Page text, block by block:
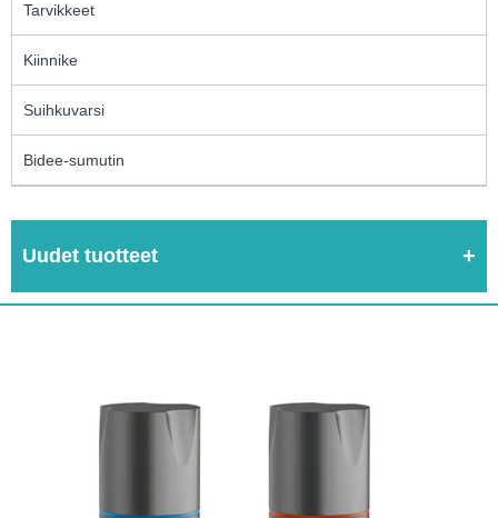
Tarvikkeet
Kiinnike
Suihkuvarsi
Bidee-sumutin
Uudet tuotteet